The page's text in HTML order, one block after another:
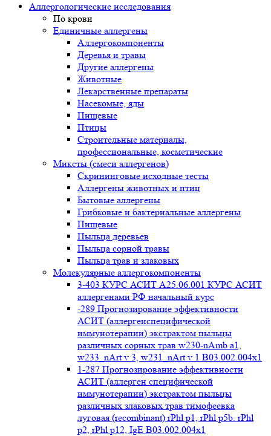
Аллергологические исследования
По крови
Единичные аллергены
Аллергокомпоненты
Деревья и травы
Другие аллергены
Животные
Лекарственные препараты
Насекомые, яды
Пищевые
Птицы
Строительные материалы,
профессиональные, косметические
Миксты (смеси аллергенов)
Cкрининговые исходные тесты
Аллергены животных и птиц
Бытовые аллергены
Грибковые и бактериальные аллергены
Пищевые
Пыльца деревьев
Пыльца сорной травы
Пыльца трав и злаковых
Молекулярные аллергокомпоненты
3-403 КУРС АСИТ А25.06.001 КУРС АСИТ
аллергенами РФ начальный курс
-289 Прогнозирование эффективности
АСИТ (аллергенспецифической
иммунотерапии) экстрактом пыльцы
различных сорных трав w230-nAmb a1,
w233_nArt v 3, w231_nArt v 1 В03.002.004x1
1-287 Прогнозирование эффективности
АСИТ (аллерген специфической
иммунотерапии) экстрактом пыльцы
различных злаковых трав тимофеевка
луговая (recombinant) rPhl p1, rPhl p5b. rPhl
p2, rPhl p12, IgE В03.002.004x1